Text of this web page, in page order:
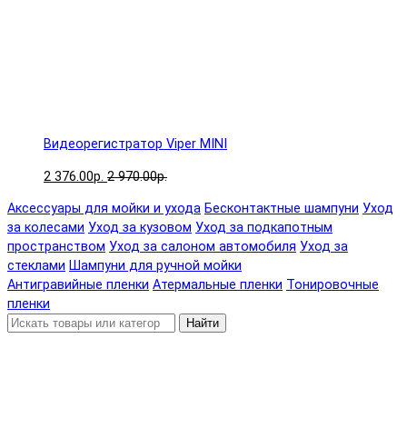
Видеорегистратор Viper MINI
2 376.00р. 2 970.00р.
Аксессуары для мойки и ухода Бесконтактные шампуни Уход
за колесами Уход за кузовом Уход за подкапотным
пространством Уход за салоном автомобиля Уход за
стеклами Шампуни для ручной мойки
Антигравийные пленки Атермальные пленки Тонировочные
пленки
Найти